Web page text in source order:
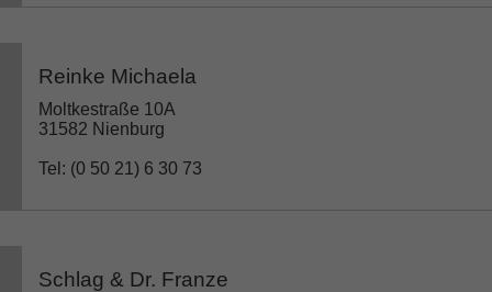
Reinke Michaela
Moltkestraße 10A
31582 Nienburg
Tel: (0 50 21) 6 30 73
Schlag & Dr. Franze